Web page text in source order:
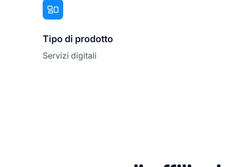
Tipo di prodotto
Servizi digitali